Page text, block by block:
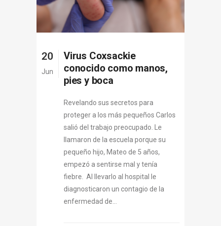
20
Jun
Virus Coxsackie
conocido como manos,
pies y boca
Revelando sus secretos para
proteger a los más pequeños Carlos
salió del trabajo preocupado. Le
llamaron de la escuela porque su
pequeño hijo, Mateo de 5 años,
empezó a sentirse mal y tenía
fiebre. Al llevarlo al hospital le
diagnosticaron un contagio de la
enfermedad de...